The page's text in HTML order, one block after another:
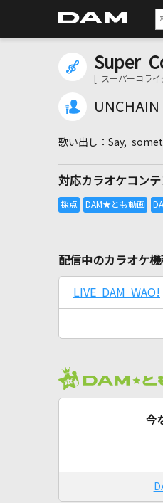
Super
[ スーパーコライ
UNCHAIN
Say,
対応カラオケコンテ
配信中のカラオケ機
LIVE DAM WAO!
今